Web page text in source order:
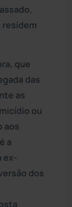
residem
que
das
as
ou
aos
a
ex-
dos